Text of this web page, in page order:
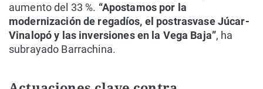
aumento del 33 %. “Apostamos por la
modernización de regadíos, el postrasvase Júcar-
Vinalopó y las inversiones en la Vega Baja”, ha
subrayado Barrachina.